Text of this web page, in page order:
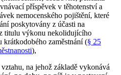
příspěvek v těhotenství a
nemocenského pojištění, které
poskytovány z účasti na
titulu výkonu nekolidujícího
krátkodobého zaměstnání (§ 25
),
na jehož základě vykonává